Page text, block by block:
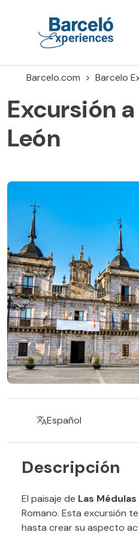
Barcelo.com
Barcelo
Excursión
León
Español
Descripción
El paisaje de Las Médulas
Romano. Esta excursión
hasta crear su aspecto